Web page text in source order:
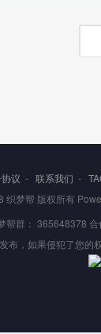
议 - 联系我们 -
梦帮 版权所有
帮群： 365648378
布，如果侵犯了您的